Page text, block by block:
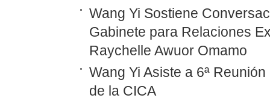
Wang Yi Sostiene
Gabinete para Relaciones
Raychelle Awuor Omamo
Wang Yi Asiste a 6ª
de la CICA